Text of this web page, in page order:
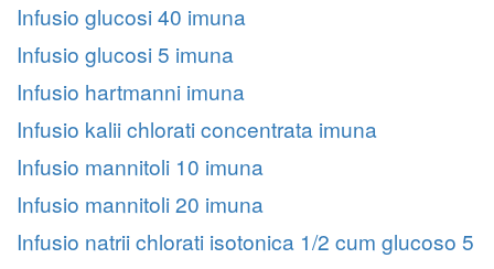
Infusio glucosi 40 imuna
Infusio glucosi 5 imuna
Infusio hartmanni imuna
Infusio kalii chlorati concentrata imuna
Infusio mannitoli 10 imuna
Infusio mannitoli 20 imuna
Infusio natrii chlorati isotonica 1/2 cum glucoso 5